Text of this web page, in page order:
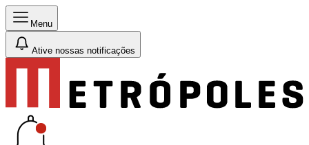
Menu
Ative nossas notificações